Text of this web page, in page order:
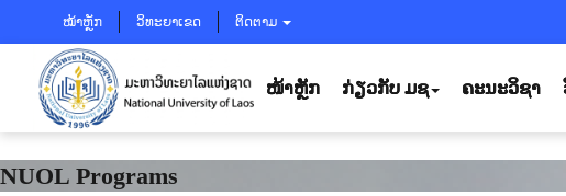
ໝ້າຫຼັກ ວິທະຍາເຂດ ຕິດຕາມ
ໜ້າຫຼັກ ກ່ຽວກັບ ມຊ ຄະນະວິຊາ
NUOL Programs